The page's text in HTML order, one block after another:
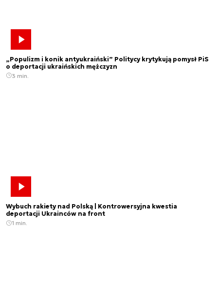
„Populizm i konik antyukraiński” Politycy krytykują pomysł PiS
o deportacji ukraińskich mężczyzn
3 min.
Wybuch rakiety nad Polską | Kontrowersyjna kwestia
deportacji Ukrainców na front
1 min.